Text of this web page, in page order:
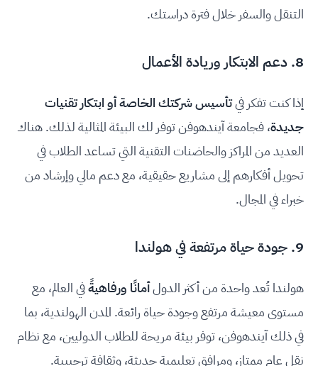
التنقل والسفر خلال فترة دراستك.
8. دعم الابتكار وريادة الأعمال
إذا كنت تفكر فيتأسيس شركتك الخاصة أو ابتكار تقنيات
جديدة، فجامعة آيندهوفن توفر لك البيئة المثالية لذلك. هناك
العديد من المراكز والحاضنات التقنية التي تساعد الطلاب في
تحويل أفكارهم إلى مشاريع حقيقية، مع دعم مالي وإرشاد من
خبراء في المجال.
9. جودة حياة مرتفعة في هولندا
هولندا تُعد واحدة من أكثر الدولأمانًا ورفاهيةًفي العالم، مع
مستوى معيشة مرتفع وجودة حياة رائعة. المدن الهولندية، بما
في ذلك آيندهوفن، توفر بيئة مريحة للطلاب الدوليين، مع نظام
نقل عام ممتاز، ومرافق تعليمية حديثة، وثقافة ترحيبية.